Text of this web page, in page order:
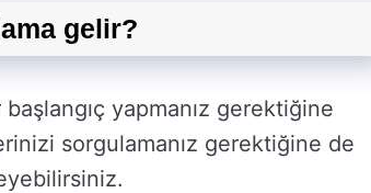
gelir?
yapmanız gerektiğine
sorgulamanız gerektiğine de